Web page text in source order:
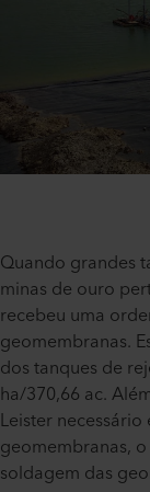
Quando grandes
minas de ouro
recebeu uma
geomembranas.
dos tanques de
ha/370,66 ac.
Leister
geomembranas,
soldagem das